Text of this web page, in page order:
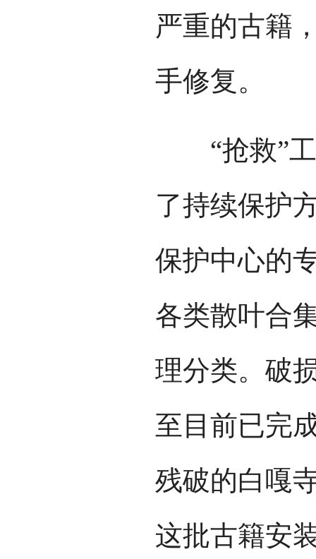
严重的古籍
手修复。
“抢救”工
了持续保护
保护中心的
各类散叶合
理分类。破
至目前已完
残破的白嘎
这批古籍安